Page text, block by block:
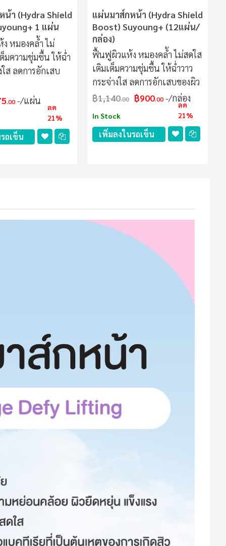
า (Hydra Shield
1 แผ่น
หมองคล้ำ ไม่
มความชุ่มชื้น ให้ฉ่ำ
ใส ลดการอักเสบ
.00 /แผ่น
ลด
21%
ถเข็น
แผ่นมาส์กหน้า (Hydra Shield
Boost) Suyoung+ (12แผ่น/
กล่อง)
ฟื้นฟูผิวแห้ง หมองคล้ำ ไม่สดใส
เติมเต็มความชุ่มชื้น ให้ฉ่ำวาว
กระจ่างใส ลดการอักเสบของผิว
฿1,140.00 ฿900.00 /กล่อง
In Stock
ลด
21%
เพิ่มลงในรถเข็น